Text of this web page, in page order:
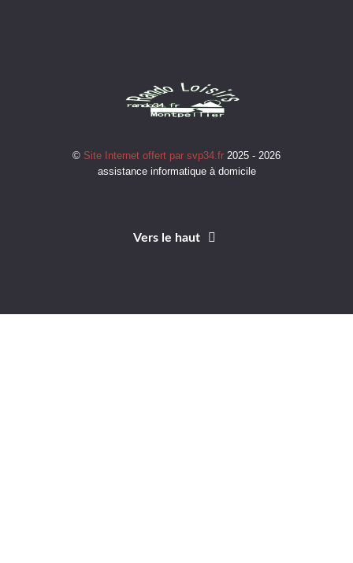
© Site Internet offert par svp34.fr 2025 - 2026
assistance informatique à domicile
Vers le haut